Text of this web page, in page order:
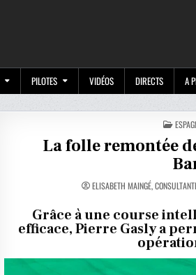
PILOTES VIDÉOS DIRECTS A
IN
La folle remontée
ELISABETH MAINGÉ,
Grâce à une course
efficace, Pierre Gasly a